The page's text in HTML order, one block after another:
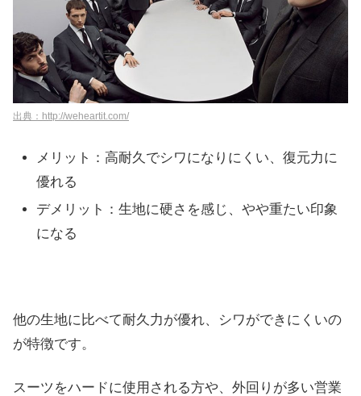
出典：http://weheartit.com/
メリット：高耐久でシワになりにくい、復元力に
優れる
デメリット：生地に硬さを感じ、やや重たい印象
になる
他の生地に比べて耐久力が優れ、シワができにくいの
が特徴です。
スーツをハードに使用される方や、外回りが多い営業